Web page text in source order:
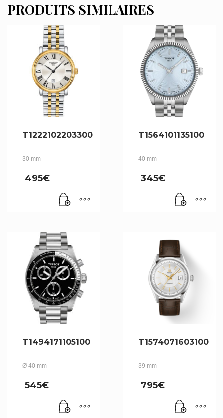
PRODUITS SIMILAIRES
T1222102203300
30 mm
495€
T1564101135100
40 mm
345€
T1494171105100
Ø 40 mm
545€
T1574071603100
39 mm
795€